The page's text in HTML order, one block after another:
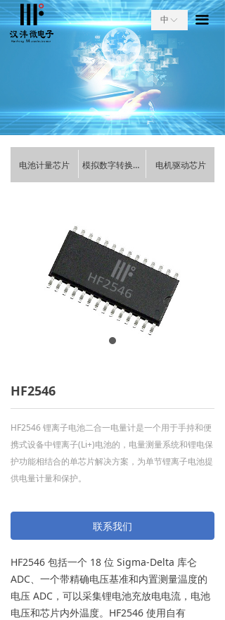
끀
关于我们
产品中心
电池计量芯片
ꄵ 模拟数字转换芯片
服务与支持
ꀅ
中
HF2546
HF2546 锂离子电池二合一电量计是一个用于手持和便
携式设备中锂离子(Li+)电池的，电量测量系统和锂电保
护功能相结合的单芯片解决方案，为单节锂离子电池提
供电量计量和保护。
联系我们
HF2546 包括一个 18 位 Sigma-Delta 库仑
ADC、一个带精确电压基准和内置测量温度的
电压 ADC，可以采集锂电池充放电电流，电池
电压和芯片内外温度。HF2546 使用自有
电池计量芯片 模拟数字转换芯片 电机驱动芯片